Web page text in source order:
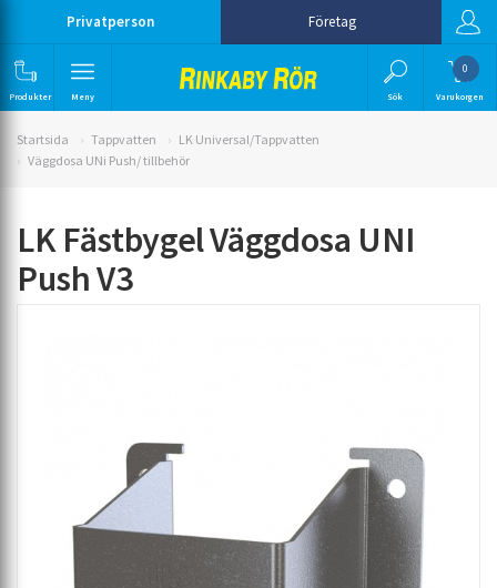
Privatperson Företag
Produkter Meny Sök
0
Varukorgen
Startsida Tappvatten
LK Universal/Tappvatten
Väggdosa UNi Push/ tillbehör
LK Fästbygel Väggdosa UNI
Push V3